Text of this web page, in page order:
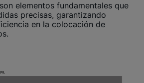
elementos fundamentales que
precisas, garantizando
en la colocación de